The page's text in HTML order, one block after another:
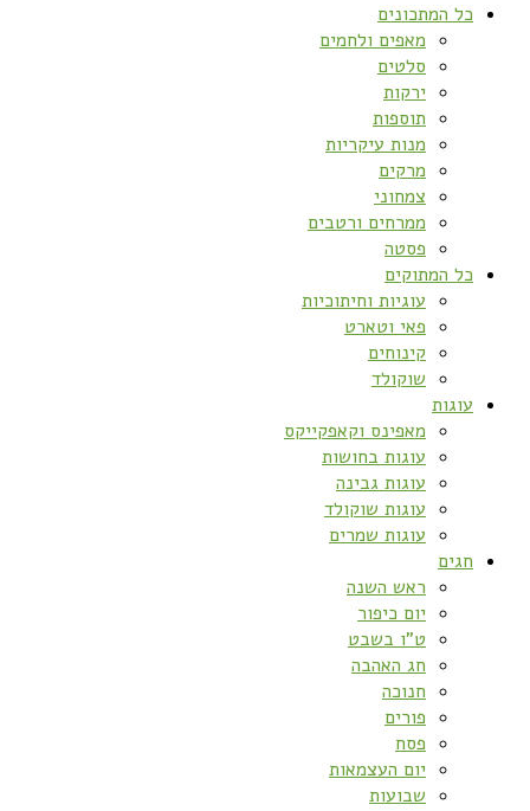
כל המתכונים
מאפים ולחמים
סלטים
ירקות
תוספות
מנות עיקריות
מרקים
צמחוני
ממרחים ורטבים
פסטה
כל המתוקים
עוגיות וחיתוכיות
פאי וטארט
קינוחים
שוקולד
עוגות
מאפינס וקאפקייקס
עוגות בחושות
עוגות גבינה
עוגות שוקולד
עוגות שמרים
חגים
ראש השנה
יום כיפור
ט”ו בשבט
חג האהבה
חנוכה
פורים
פסח
יום העצמאות
שבועות